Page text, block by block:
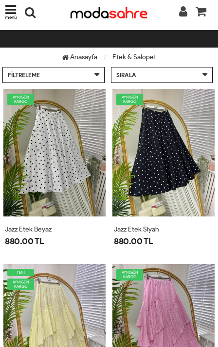
menü
Anasayfa Etek & Salopet
FILTRELEME SIRALA
AYNIGÜN
KARGO
Jazz Etek Beyaz
880.00 TL
AYNIGÜN
KARGO
Jazz Etek Siyah
880.00 TL
YENİ
AYNIGÜN
KARGO
AYNIGÜN
KARGO